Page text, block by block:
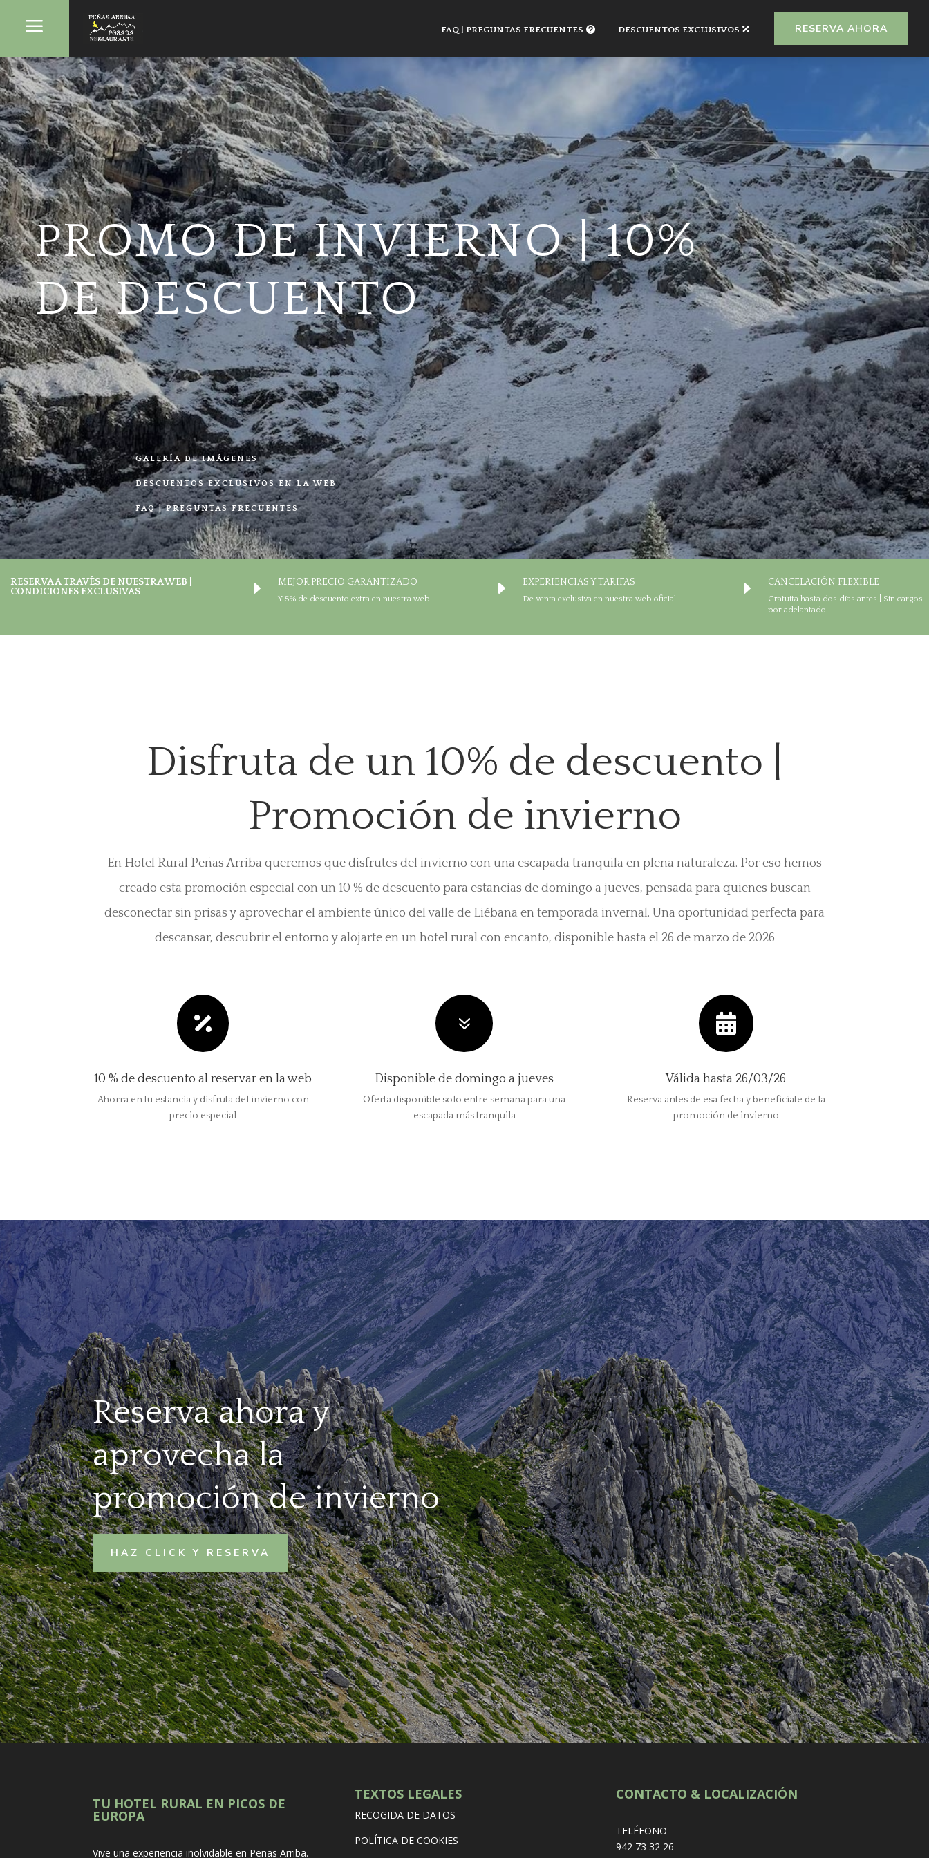
a FAQ | PREGUNTAS FRECUENTES DESCUENTOS EXCLUSIVOS RESERVA AHORA
PROMO DE INVIERNO | 10%
DE DESCUENTO
GALERÍA DE IMÁGENES
DESCUENTOS EXCLUSIVOS EN LA WEB
FAQ | PREGUNTAS FRECUENTES
RESERVA A TRAVÉS DE NUESTRA WEB |
CONDICIONES EXCLUSIVAS
E MEJOR PRECIO GARANTIZADO
Y 5% de descuento extra en nuestra web E EXPERIENCIAS Y TARIFAS
De venta exclusiva en nuestra web oficial E CANCELACIÓN FLEXIBLE
Gratuita hasta dos días antes | Sin cargos
por adelantado
Disfruta de un 10% de descuento |
Promoción de invierno
En Hotel Rural Peñas Arriba queremos que disfrutes del invierno con una escapada tranquila en plena naturaleza. Por eso hemos
creado esta promoción especial con un 10 % de descuento para estancias de domingo a jueves, pensada para quienes buscan
desconectar sin prisas y aprovechar el ambiente único del valle de Liébana en temporada invernal. Una oportunidad perfecta para
descansar, descubrir el entorno y alojarte en un hotel rural con encanto, disponible hasta el 26 de marzo de 2026

10 % de descuento al reservar en la web
Ahorra en tu estancia y disfruta del invierno con
precio especial
7
Disponible de domingo a jueves
Oferta disponible solo entre semana para una
escapada más tranquila

Válida hasta 26/03/26
Reserva antes de esa fecha y benefíciate de la
promoción de invierno
Reserva ahora y
aprovecha la
promoción de invierno
HAZ CLICK Y RESERVA
TU HOTEL RURAL EN PICOS DE
EUROPA
Vive una experiencia inolvidable en Peñas Arriba.
TEXTOS LEGALES
RECOGIDA DE DATOS
POLÍTICA DE COOKIES
CONTACTO & LOCALIZACIÓN
TELÉFONO
942 73 32 26